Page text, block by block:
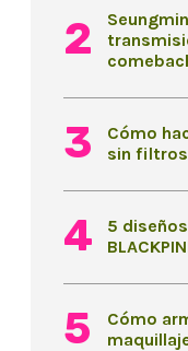
Cómo
sin filtros
5
Cómo